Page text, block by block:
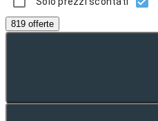
819 offerte